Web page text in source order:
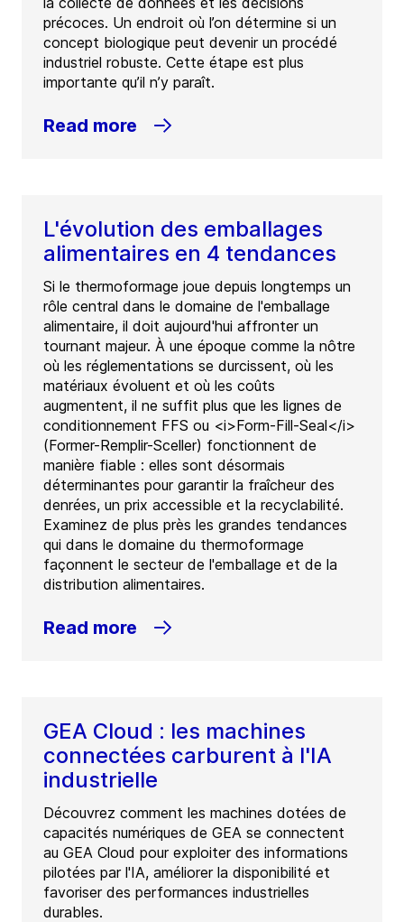
précoces. Un endroit où l’on détermine si un
concept biologique peut devenir un procédé
industriel robuste. Cette étape est plus
importante qu’il n’y paraît.
Read more
L'évolution des emballages
alimentaires en 4 tendances
Si le thermoformage joue depuis longtemps un
rôle central dans le domaine de l'emballage
alimentaire, il doit aujourd'hui affronter un
tournant majeur. À une époque comme la nôtre
où les réglementations se durcissent, où les
matériaux évoluent et où les coûts
augmentent, il ne suffit plus que les lignes de
conditionnement FFS ou <i>Form-Fill-Seal</i>
(Former-Remplir-Sceller) fonctionnent de
manière fiable : elles sont désormais
déterminantes pour garantir la fraîcheur des
denrées, un prix accessible et la recyclabilité.
Examinez de plus près les grandes tendances
qui dans le domaine du thermoformage
façonnent le secteur de l'emballage et de la
distribution alimentaires.
Read more
GEA Cloud : les machines
connectées carburent à l'IA
industrielle
Découvrez comment les machines dotées de
capacités numériques de GEA se connectent
au GEA Cloud pour exploiter des informations
pilotées par l'IA, améliorer la disponibilité et
favoriser des performances industrielles
durables.